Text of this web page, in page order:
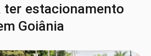
ter estacionamento
Goiânia